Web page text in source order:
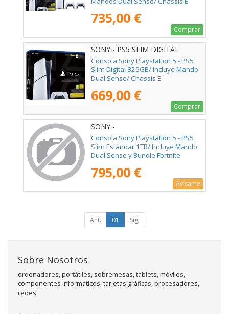
735,00 €
Comprar
SONY - PS5 SLIM DIGITAL
Consola Sony Playstation 5 - PS5
Slim Digital 825GB/ Incluye Mando
Dual Sense/ Chassis E
669,00 €
Comprar
SONY -
Consola Sony Playstation 5 - PS5
Slim Estándar 1TB/ Incluye Mando
Dual Sense y Bundle Fortnite
795,00 €
Avísame
Ant. 01 Sig.
Sobre Nosotros
ordenadores, portátiles, sobremesas, tablets, móviles,
componentes informáticos, tarjetas gráficas, procesadores,
redes